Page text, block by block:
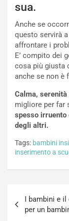
sua.
Anche se
questo servirà
affrontare i
E’ compito dei
cosa più giusta
anche se non è
Calma,
migliore per far
spesso irruento
degli altri.
Tags: bambini
inserimento a
articoli
I bambini e il
per un